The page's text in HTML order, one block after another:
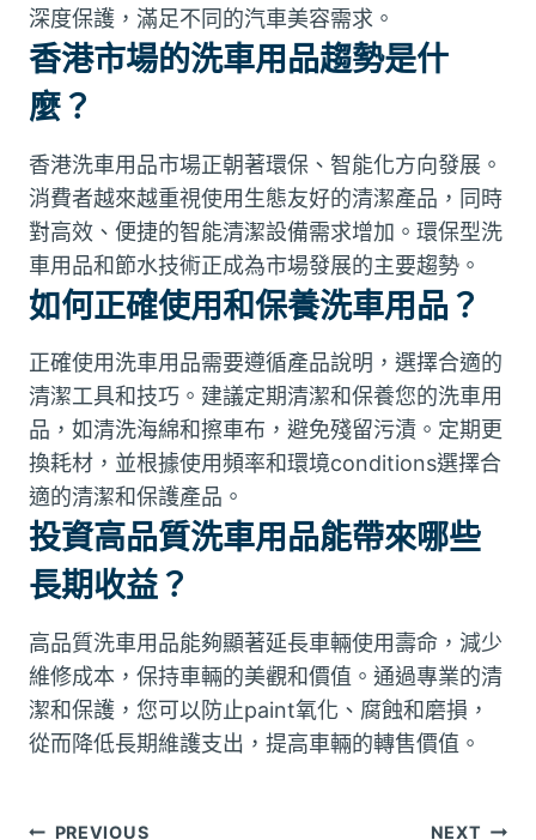
深度保護，滿足不同的汽車美容需求。
香港市場的洗車用品趨勢是什
麼？
香港洗車用品市場正朝著環保、智能化方向發展。
消費者越來越重視使用生態友好的清潔產品，同時
對高效、便捷的智能清潔設備需求增加。環保型洗
車用品和節水技術正成為市場發展的主要趨勢。
如何正確使用和保養洗車用品？
正確使用洗車用品需要遵循產品說明，選擇合適的
清潔工具和技巧。建議定期清潔和保養您的洗車用
品，如清洗海綿和擦車布，避免殘留污漬。定期更
換耗材，並根據使用頻率和環境conditions選擇合
適的清潔和保護產品。
投資高品質洗車用品能帶來哪些
長期收益？
高品質洗車用品能夠顯著延長車輛使用壽命，減少
維修成本，保持車輛的美觀和價值。通過專業的清
潔和保護，您可以防止paint氧化、腐蝕和磨損，
從而降低長期維護支出，提高車輛的轉售價值。
PREVIOUS NEXT